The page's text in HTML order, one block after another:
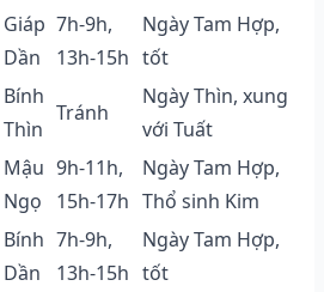
Giáp
Dần
7h-9h,
13h-15h
Ngày Tam Hợp,
tốt
Bính
Thìn
Tránh
Ngày Thìn, xung
với Tuất
Mậu
Ngọ
9h-11h,
15h-17h
Ngày Tam Hợp,
Thổ sinh Kim
Bính
Dần
7h-9h,
13h-15h
Ngày Tam Hợp,
tốt